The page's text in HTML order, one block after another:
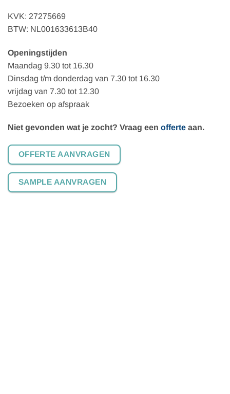
KVK: 27275669
BTW: NL001633613B40
Openingstijden
Maandag 9.30 tot 16.30
Dinsdag t/m donderdag van 7.30 tot 16.30
vrijdag van 7.30 tot 12.30
Bezoeken op afspraak
Niet gevonden wat je zocht? Vraag een offerte aan.
OFFERTE AANVRAGEN
SAMPLE AANVRAGEN